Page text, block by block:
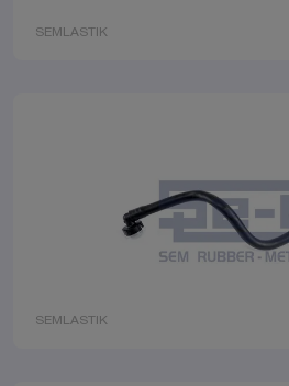
SEMLASTIK
SEMLASTIK